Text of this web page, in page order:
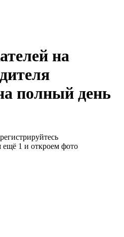
на
полный день
ещё 1 и откроем фото